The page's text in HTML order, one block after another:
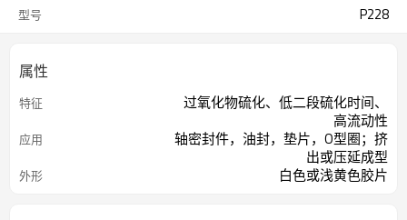
型号 P228
属性
特征
过氧化物硫化、低二段硫化时间、
高流动性
应用
轴密封件，油封，垫片，O型圈；挤
出或压延成型
外形 白色或浅黄色胶片